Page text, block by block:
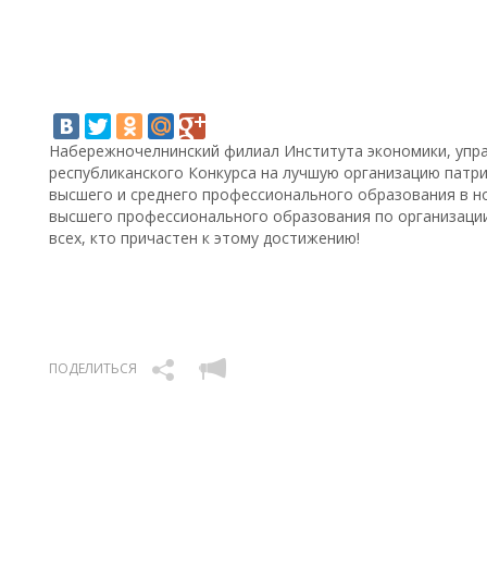
Набережночелнинский филиал Института экономики,
республиканского Конкурса на лучшую организацию
высшего и среднего профессионального образования в
высшего профессионального образования по
всех, кто причастен к этому достижению!
ПОДЕЛИТЬСЯ